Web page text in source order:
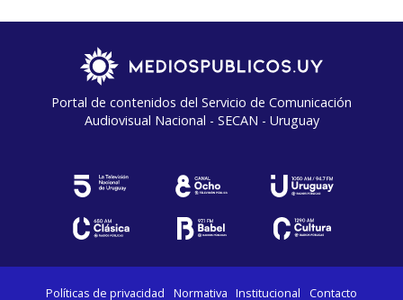
Portal de contenidos del Servicio de Comunicación
Audiovisual Nacional - SECAN - Uruguay
Políticas de privacidad Normativa Institucional Contacto